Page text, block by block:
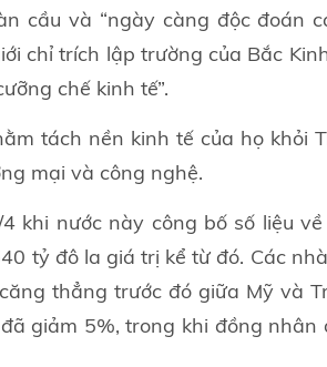
cầu và “ngày càng độc đoán
chỉ trích lập trường của Bắc
chế kinh tế”.
tách nền kinh tế của họ khỏi
mại và công nghệ.
khi nước này công bố số liệu
tỷ đô la giá trị kể từ đó. Các
thẳng trước đó giữa Mỹ và
giảm 5%, trong khi đồng nhân